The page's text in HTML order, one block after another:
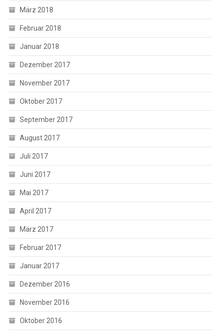
März 2018
Februar 2018
Januar 2018
Dezember 2017
November 2017
Oktober 2017
September 2017
August 2017
Juli 2017
Juni 2017
Mai 2017
April 2017
März 2017
Februar 2017
Januar 2017
Dezember 2016
November 2016
Oktober 2016